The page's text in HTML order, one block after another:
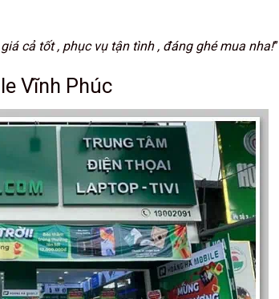
cả tốt , phục vụ tận tình , đáng ghé mua nha!”
Vĩnh Phúc